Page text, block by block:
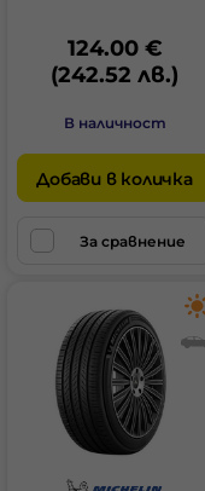
124.00 €
(242.52 лв.)
В наличност
Добави в количка
За сравнение